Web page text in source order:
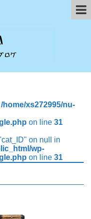
/home/xs272995/nu-
on line 31
on null in
wp-
on line 31